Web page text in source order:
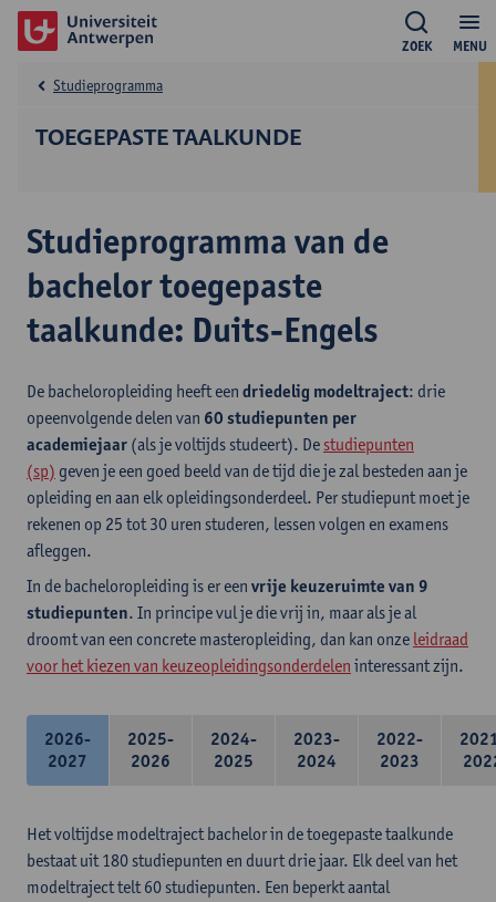
MENU
ZOEK
TOEGEPASTE TAALKUNDE
Studieprogramma
Studieprogramma van de
bachelor toegepaste
taalkunde: Duits-Engels
De bacheloropleiding heeft een driedelig modeltraject: drie
opeenvolgende delen van 60 studiepunten per
academiejaar (als je voltijds studeert). De studiepunten
(sp) geven je een goed beeld van de tijd die je zal besteden aan je
opleiding en aan elk opleidingsonderdeel. Per studiepunt moet je
rekenen op 25 tot 30 uren studeren, lessen volgen en examens
afleggen.
In de bacheloropleiding is er een vrije keuzeruimte van 9
studiepunten. In principe vul je die vrij in, maar als je al
droomt van een concrete masteropleiding, dan kan onze leidraad
voor het kiezen van keuzeopleidingsonderdelen interessant zijn.
2026-
2027
2025-
2026
2024-
2025
2023-
2024
2022-
2023
Het voltijdse modeltraject bachelor in de toegepaste taalkunde
bestaat uit 180 studiepunten en duurt drie jaar. Elk deel van het
modeltraject telt 60 studiepunten. Een beperkt aantal